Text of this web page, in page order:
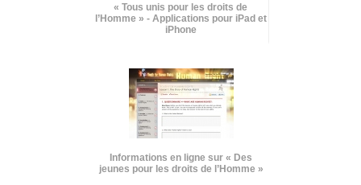
« Tous unis pour les droits de
l’Homme » - Applications pour iPad et
iPhone
Informations en ligne sur « Des
jeunes pour les droits de l’Homme »